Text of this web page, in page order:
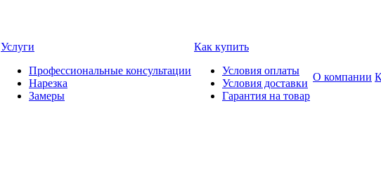
Услуги
Профессиональные консультации
Нарезка
Замеры
Как купить
Условия оплаты
Условия доставки
Гарантия на товар
О компании